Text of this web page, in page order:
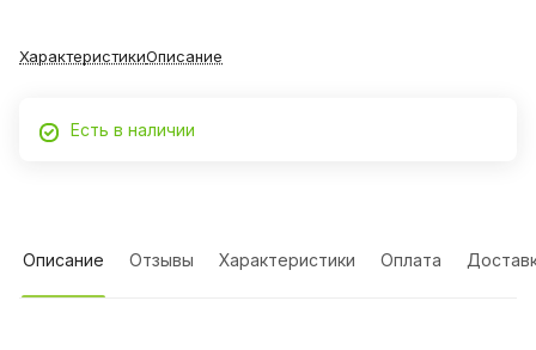
ХарактеристикиОписание
Есть в наличии
Описание Отзывы Характеристики Оплата